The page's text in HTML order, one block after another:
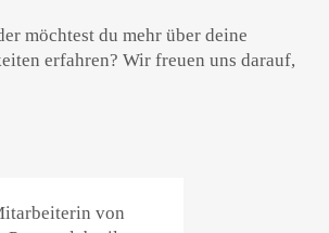
möchtest du mehr über deine
erfahren? Wir freuen uns darauf,